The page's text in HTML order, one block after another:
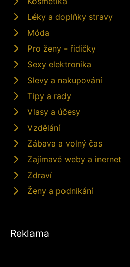
Léky a doplňky stravy
Móda
Pro ženy - řidičky
Sexy elektronika
Slevy a nakupování
Tipy a rady
Vlasy a účesy
Vzdělání
Zábava a volný čas
Zajímavé weby a inernet
Zdraví
Ženy a podnikání
Reklama